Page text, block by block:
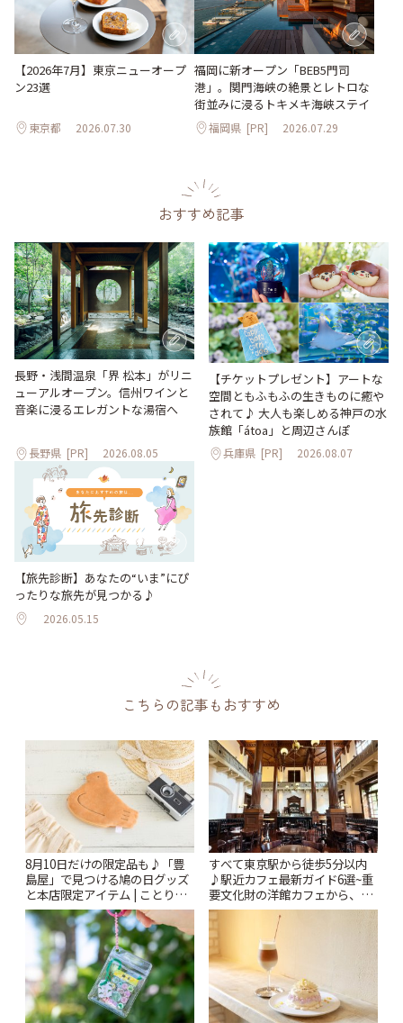
【2026年7月】東京ニューオープ
ン23選
東京都 2026.07.30
福岡に新オープン「BEB5門司
港」。関門海峡の絶景とレトロな
街並みに浸るトキメキ海峡ステイ
福岡県 [PR] 2026.07.29
おすすめ記事
長野・浅間温泉「界 松本」がリニ
ューアルオープン。信州ワインと
音楽に浸るエレガントな湯宿へ
長野県 [PR] 2026.08.05
【チケットプレゼント】アートな
空間ともふもふの生きものに癒や
されて♪ 大人も楽しめる神戸の水
族館「átoa」と周辺さんぽ
兵庫県 [PR] 2026.08.07
【旅先診断】あなたの“いま”にぴ
ったりな旅先が見つかる♪
2026.05.15
こちらの記事もおすすめ
8月10日だけの限定品も♪「豊
島屋」で見つける鳩の日グッズ
と本店限定アイテム | ことりっ
ぷ
すべて東京駅から徒歩5分以内
♪駅近カフェ最新ガイド6選~重
要文化財の洋館カフェから、改
札すぐのレトロ喫茶まで~ | こと
りっぷ